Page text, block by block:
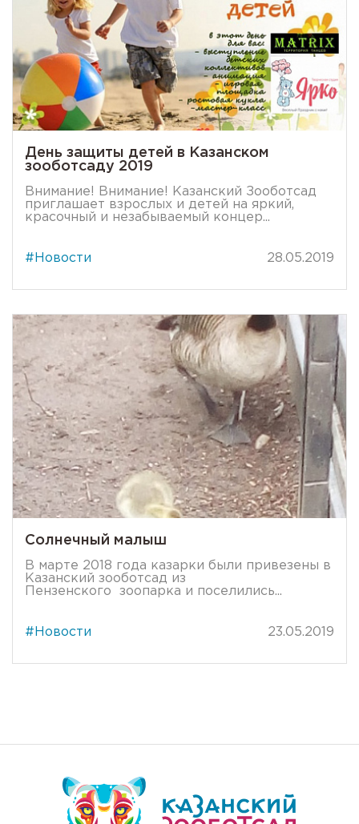
День защиты детей в Казанском
зооботсаду 2019
Внимание! Внимание! Казанский Зооботсад
приглашает взрослых и детей на яркий,
красочный и незабываемый концер...
#Новости 28.05.2019
Солнечный малыш
В марте 2018 года казарки были привезены в
Казанский зооботсад из
Пензенского зоопарка и поселились...
#Новости 23.05.2019